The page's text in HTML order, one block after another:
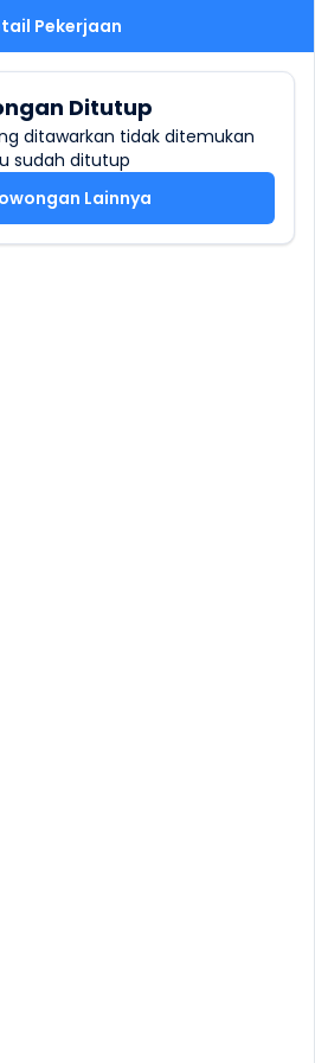
Pekerjaan
Ditutup
ditawarkan tidak ditemukan
sudah ditutup
Lainnya